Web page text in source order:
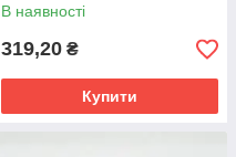
В наявності
319,20 ₴
Купити